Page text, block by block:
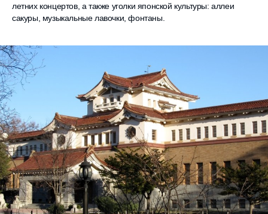
летних концертов, а также уголки японской культуры: аллеи
сакуры, музыкальные лавочки, фонтаны.